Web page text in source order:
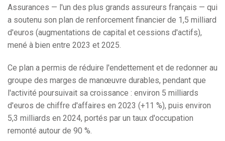
Assurances — l'un des plus grands assureurs français — qui
a soutenu son plan de renforcement financier de 1,5 milliard
d'euros (augmentations de capital et cessions d'actifs),
mené à bien entre 2023 et 2025.
Ce plan a permis de réduire l'endettement et de redonner au
groupe des marges de manœuvre durables, pendant que
l'activité poursuivait sa croissance : environ 5 milliards
d'euros de chiffre d'affaires en 2023 (+11 %), puis environ
5,3 milliards en 2024, portés par un taux d'occupation
remonté autour de 90 %.